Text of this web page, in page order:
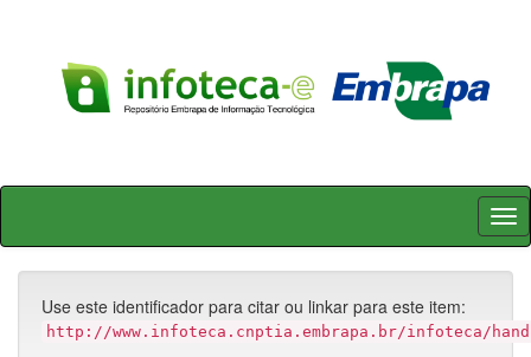
Skip
Use este identificador para citar ou linkar para este item:
http://www.infoteca.cnptia.embrapa.br/infoteca/